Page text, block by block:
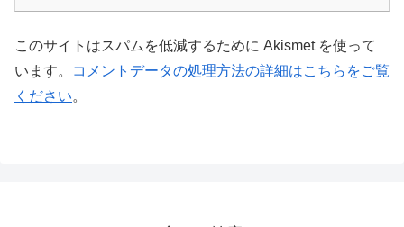
このサイトはスパムを低減するために Akismet を使って
います。
コメントデータの処理方法の詳細はこちらをご覧
ください。